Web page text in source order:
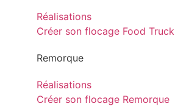
Réalisations
Créer son flocage Food Truck
Remorque
Réalisations
Créer son flocage Remorque